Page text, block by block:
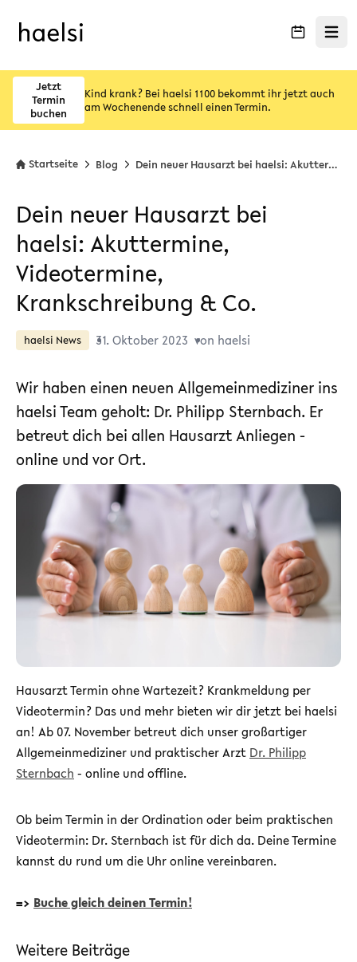
Menü
Jetzt
Termin
buchen
Kind krank? Bei haelsi 1100 bekommt ihr jetzt auch
am Wochenende schnell einen Termin.
Startseite Blog Dein neuer Hausarzt bei haelsi: Akuttermine, Videotermine, Krankschreibung & Co.
Dein neuer Hausarzt bei
haelsi: Akuttermine,
Videotermine,
Krankschreibung & Co.
haelsi News 31. Oktober 2023 von haelsi
Wir haben einen neuen Allgemeinmediziner ins
haelsi Team geholt: Dr. Philipp Sternbach. Er
betreut dich bei allen Hausarzt Anliegen -
online und vor Ort.
Hausarzt Termin ohne Wartezeit? Krankmeldung per
Videotermin? Das und mehr bieten wir dir jetzt bei haelsi
an! Ab 07. November betreut dich unser großartiger
Allgemeinmediziner und praktischer Arzt Dr. Philipp
Sternbach - online und offline.
Ob beim Termin in der Ordination oder beim praktischen
Videotermin: Dr. Sternbach ist für dich da. Deine Termine
kannst du rund um die Uhr online vereinbaren.
=> Buche gleich deinen Termin!
Weitere Beiträge